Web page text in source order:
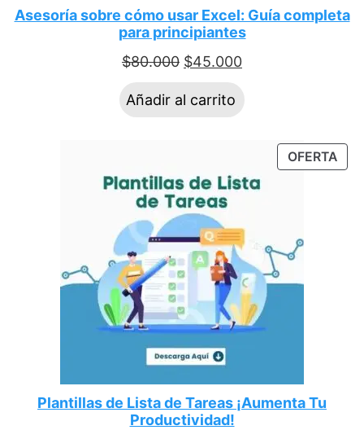
Asesoría sobre cómo usar Excel: Guía completa
para principiantes
$80.000 $45.000
Añadir al carrito
OFERTA
Plantillas de Lista de Tareas ¡Aumenta Tu
Productividad!